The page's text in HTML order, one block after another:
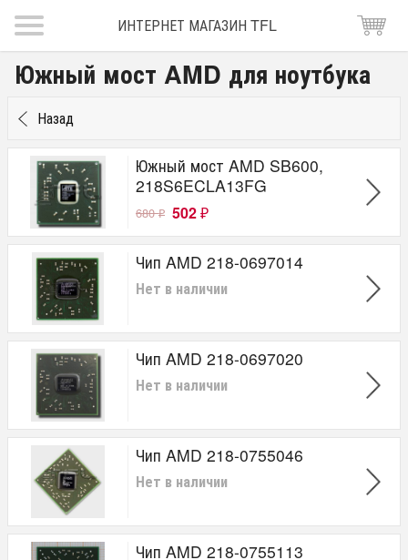
ИНТЕРНЕТ МАГАЗИН TFL
Южный мост AMD для ноутбука
Назад
Южный мост AMD SB600,
218S6ECLA13FG
680₽ 502 ₽
Чип AMD 218-0697014
Нет в наличии
Чип AMD 218-0697020
Нет в наличии
Чип AMD 218-0755046
Нет в наличии
Чип AMD 218-0755113